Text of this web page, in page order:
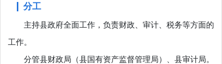
分工
主持县政府全面工作，负责财政、审计、税务等方面的
工作。
分管县财政局（县国有资产监督管理局）、县审计局。